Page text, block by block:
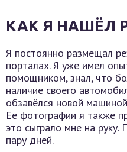
КАК Я НАШЁЛ
Я постоянно размещал
порталах. Я уже имел
помощником, знал, что
наличие своего
обзавёлся новой
Ее фотографии я также
это сыграло мне на руку.
пару дней.